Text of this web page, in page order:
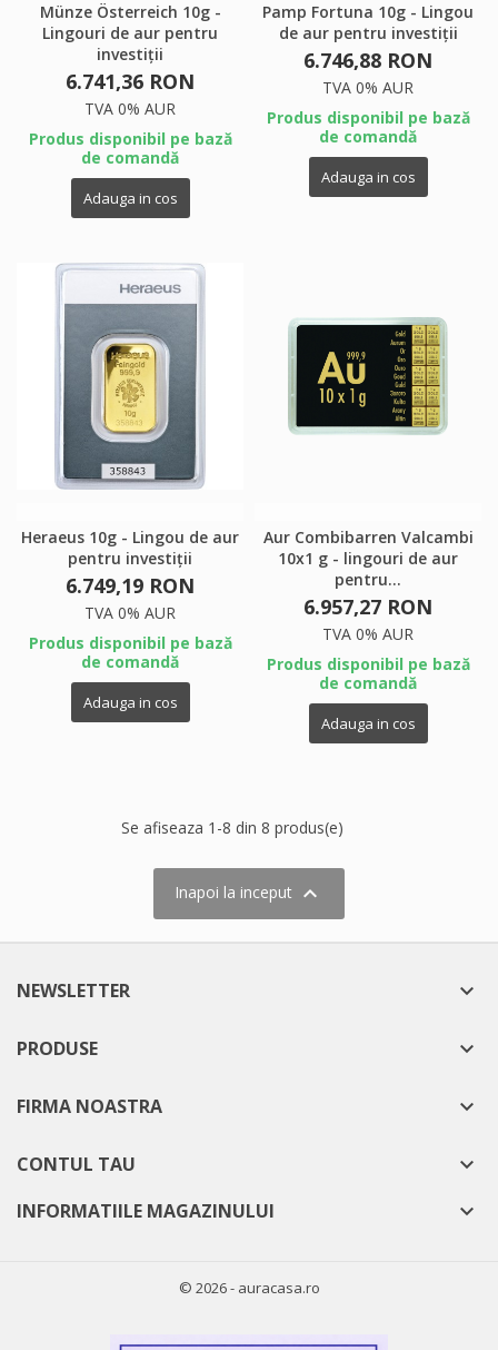
Münze Österreich 10g -
Lingouri de aur pentru
investiții
6.741,36 RON
TVA 0% AUR
Produs disponibil pe bază
de comandă
Adauga in cos
Pamp Fortuna 10g - Lingou
de aur pentru investiții
6.746,88 RON
TVA 0% AUR
Produs disponibil pe bază
de comandă
Adauga in cos
Heraeus 10g - Lingou de aur
pentru investiții
6.749,19 RON
TVA 0% AUR
Produs disponibil pe bază
de comandă
Adauga in cos
Aur Combibarren Valcambi
10x1 g - lingouri de aur
pentru...
6.957,27 RON
TVA 0% AUR
Produs disponibil pe bază
de comandă
Adauga in cos
Se afiseaza 1-8 din 8 produs(e)
Inapoi la inceput 
NEWSLETTER 
PRODUSE 
FIRMA NOASTRA 
CONTUL TAU 
INFORMATIILE MAGAZINULUI 
((cancelText)) ((modalDeleteText))
Anuleaza Creeaza o lista de dorinte
Anuleaza Autentificare
© 2026 - auracasa.ro